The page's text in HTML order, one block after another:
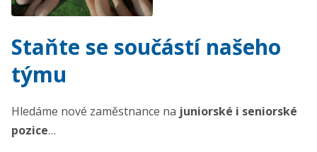
Staňte se součástí našeho
týmu
Hledáme nové zaměstnance na juniorské i seniorské
pozice…